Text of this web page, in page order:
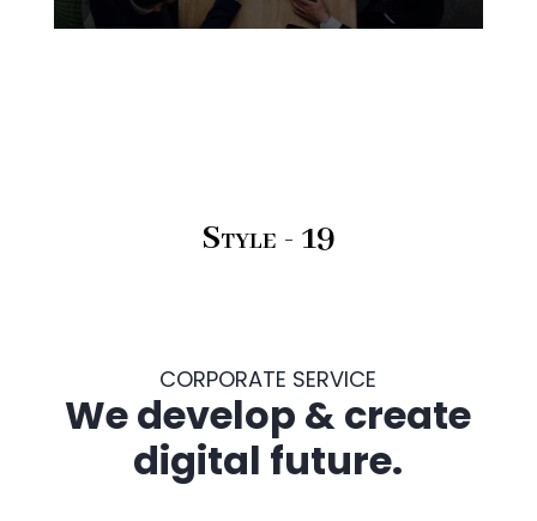
Style - 19
CORPORATE SERVICE
We develop & create
digital future.